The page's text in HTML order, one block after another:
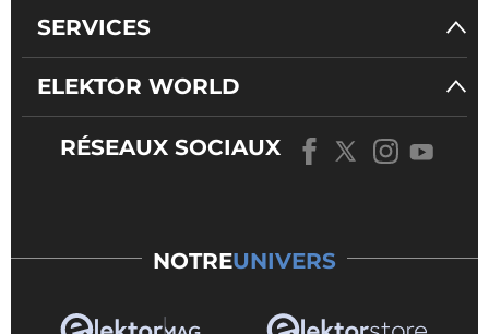
SERVICES
ELEKTOR WORLD
RÉSEAUX SOCIAUX
NOTREUNIVERS